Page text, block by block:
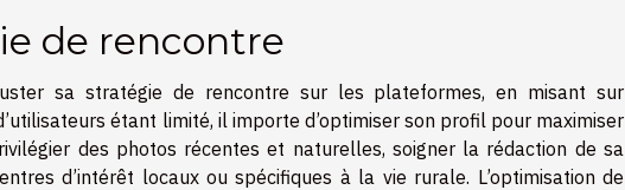
de rencontre
sa stratégie de rencontre sur les plateformes, en misant sur
étant limité, il importe d’optimiser son profil pour maximiser
des photos récentes et naturelles, soigner la rédaction de sa
d’intérêt locaux ou spécifiques à la vie rurale. L’optimisation de